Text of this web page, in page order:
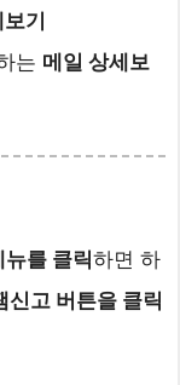
기
는 메일 상세보
를 클릭하면 하
신고 버튼을 클릭